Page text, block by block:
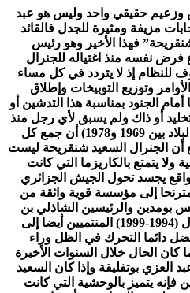
حقيقي واحد وليس هو عبد
مزيفة ومثيرة للجدل فالقائد
فهذا الأخير وهو رئيس
فرض نفسه منذ اغتياله للجنرال
للنظام إذ لا يتردد في كل مساء
وتوزيع التوبيخات وإطلاق
الجنود بمناسبة هذا التدشين أو
أو ذاك ولم يسبق لأي رجل منذ
عهد هواري بومدين (الذي حكم البلاد بين 1969 و1978) أن جمع كل
أن الجنرال السعيد شنقريحة ليست
ولا يتمتع بالكاريزما التي كانت
يجسد تحول الجيش الجزائري
إلى مؤسسة قوية واثقة من
بومدين والرئيسين الشاذلي بن
جديد (1979-1992) وليامين زروال (1994-1999) المنتميين أيضا إلى
دائما التحرك في الظل وراء
الحال خلال السنوات الأخيرة
العزي بوتفليقة وإذا كان السعيد
فإنه يتميز بالوحشية التي كانت